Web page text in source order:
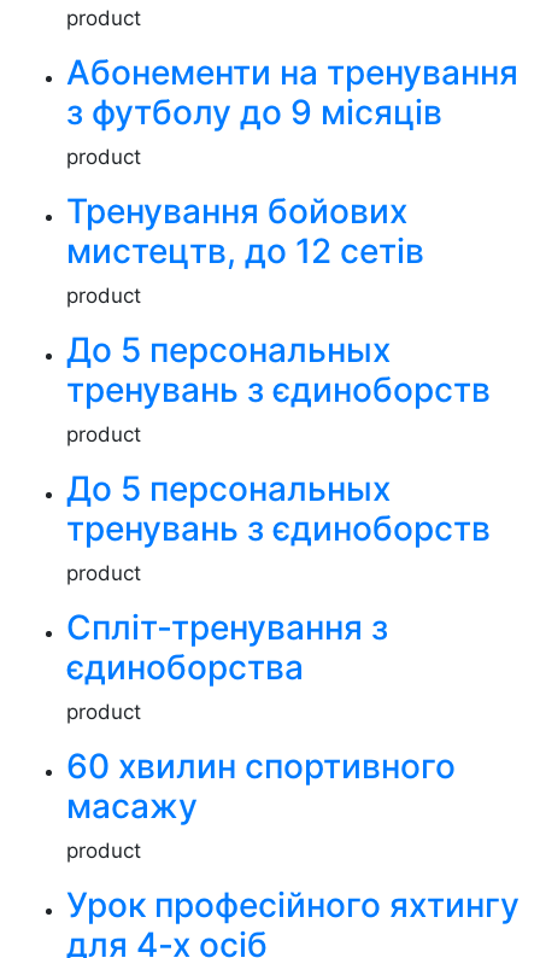
product
Абонементи на тренування
з футболу до 9 місяців
product
Тренування бойових
мистецтв, до 12 сетів
product
До 5 персональных
тренувань з єдиноборств
product
До 5 персональных
тренувань з єдиноборств
product
Спліт-тренування з
єдиноборства
product
60 хвилин спортивного
масажу
product
Урок професійного яхтингу
для 4-х осіб